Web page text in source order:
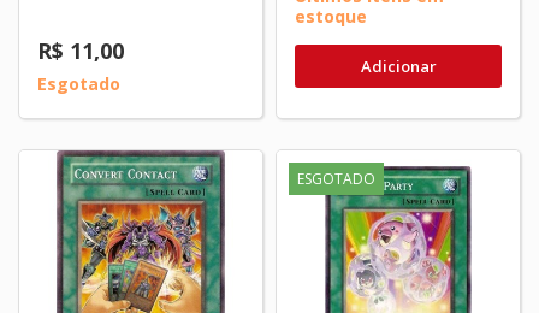
R$ 11,00
Esgotado
estoque
Adicionar
ESGOTADO